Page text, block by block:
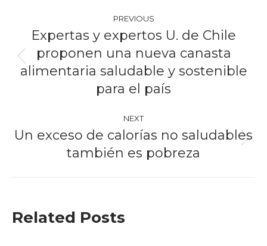
navigation
PREVIOUS
post:
Expertas y expertos U. de Chile
proponen una nueva canasta
alimentaria saludable y sostenible
para el país
NEXT
post:
Un exceso de calorías no saludables
también es pobreza
Related Posts